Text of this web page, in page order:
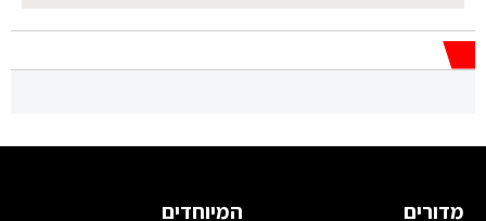
מדורים המיוחדים